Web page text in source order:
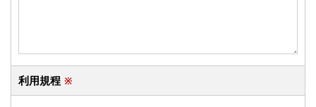
利用規程 ※